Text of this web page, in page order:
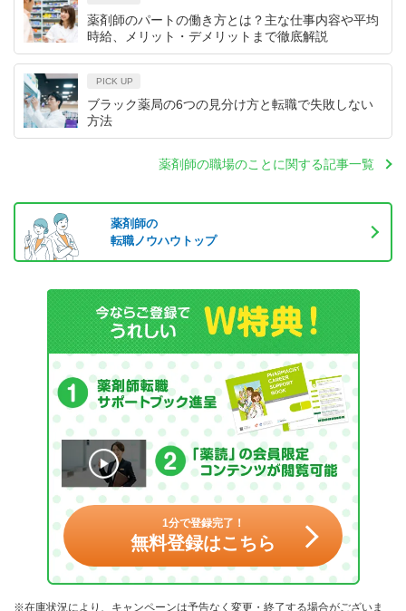
薬剤師のパートの働き方とは？主な仕事内容や平均
時給、メリット・デメリットまで徹底解説
PICK UP
ブラック薬局の6つの見分け方と転職で失敗しない
方法
薬剤師の職場のことに関する記事一覧
薬剤師の
転職ノウハウトップ
1分で登録完了！
無料登録はこちら
※在庫状況により、キャンペーンは予告なく変更・終了する場合がございま